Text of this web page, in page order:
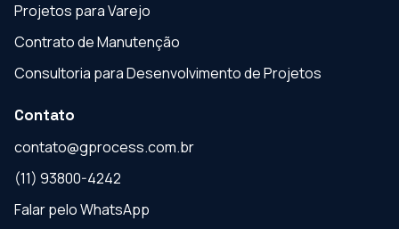
Projetos para Varejo
Contrato de Manutenção
Consultoria para Desenvolvimento de Projetos
Contato
contato@gprocess.com.br
(11) 93800-4242
Falar pelo WhatsApp